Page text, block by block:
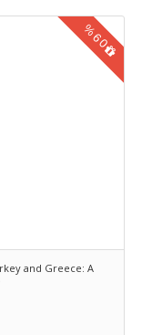
and Greece: A
%
60